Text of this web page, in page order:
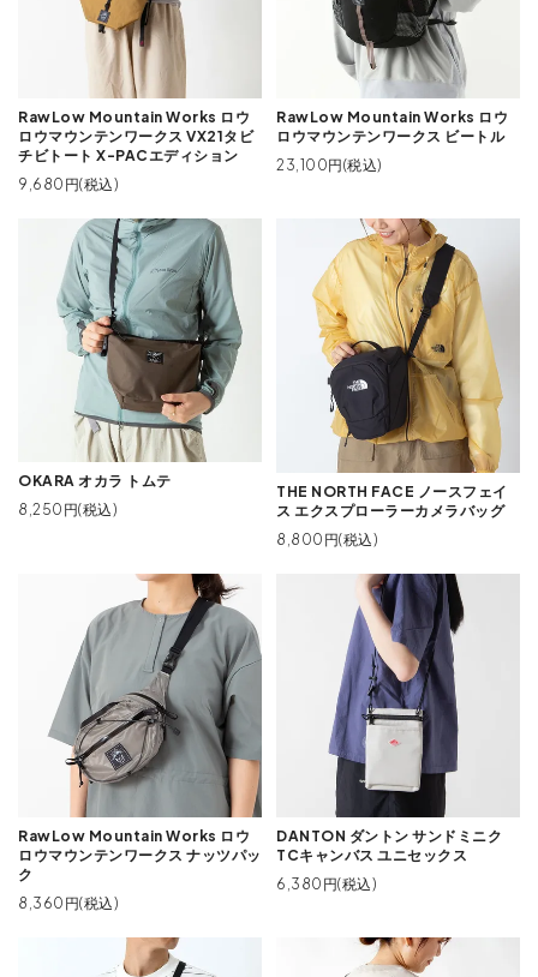
RawLow Mountain Works ロウ
ロウマウンテンワークス VX21タビ
チビトート X-PACエディション
9,680円(税込)
RawLow Mountain Works ロウ
ロウマウンテンワークス ビートル
23,100円(税込)
OKARA オカラ トムテ
8,250円(税込)
THE NORTH FACE ノースフェイ
ス エクスプローラーカメラバッグ
8,800円(税込)
RawLow Mountain Works ロウ
ロウマウンテンワークス ナッツパッ
ク
8,360円(税込)
DANTON ダントン サンドミニク
TCキャンバス ユニセックス
6,380円(税込)